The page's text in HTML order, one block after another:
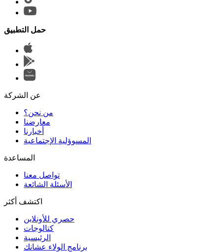
حمل التطبيق
عن الشركة
من نحن؟
المسوؤلية الإجتماعية
تواصل معنا
الأسئلة الشائعة
اكتشف أكثر
حصري للأونلاين
الرئيسية
برنامج الولاء عشانك